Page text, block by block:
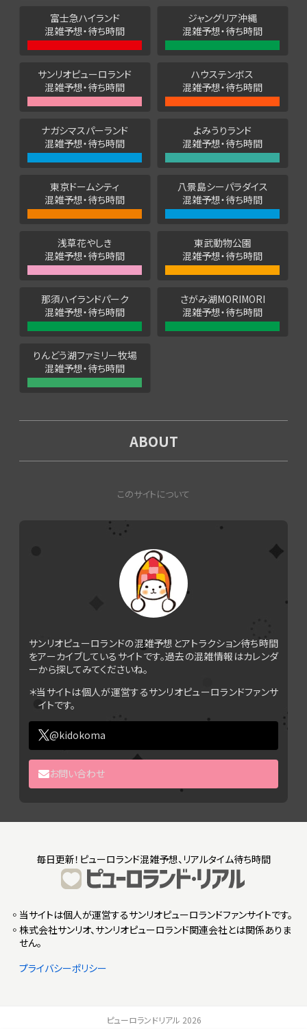
富士急ハイランド
混雑予想・待ち時間
ジャングリア沖縄
混雑予想・待ち時間
サンリオピューロランド
混雑予想・待ち時間
ハウステンボス
混雑予想・待ち時間
ナガシマスパーランド
混雑予想・待ち時間
よみうりランド
混雑予想・待ち時間
東京ドームシティ
混雑予想・待ち時間
八景島シーパラダイス
混雑予想・待ち時間
浅草花やしき
混雑予想・待ち時間
東武動物公園
混雑予想・待ち時間
那須ハイランドパーク
混雑予想・待ち時間
さがみ湖MORIMORI
混雑予想・待ち時間
りんどう湖ファミリー牧場
混雑予想・待ち時間
ABOUT
このサイトについて
サンリオピューロランドの混雑予想とアトラクション待ち時間
をアーカイブしているサイトです。過去の混雑情報はカレンダ
ーから探してみてくださいね。
＊当サイトは個人が運営するサンリオピューロランドファンサ
イトです。
@kidokoma
お問い合わせ
毎日更新！ピューロランド混雑予想、リアルタイム待ち時間
◦当サイトは個人が運営するサンリオピューロランドファンサイトです。
◦株式会社サンリオ、サンリオピューロランド関連会社とは関係ありま
せん。
プライバシーポリシー
ピューロランドリアル 2026